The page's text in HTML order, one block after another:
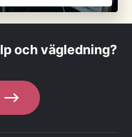
och vägledning?